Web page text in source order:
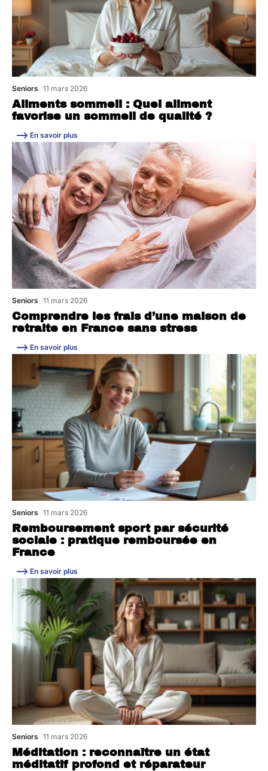
Aliments sommeil : Quel aliment
favorise un sommeil de qualité ?
Seniors 11 mars 2026
En savoir plus
Comprendre les frais d’une maison de
retraite en France sans stress
Seniors 11 mars 2026
En savoir plus
Remboursement sport par sécurité
sociale : pratique remboursée en
France
Seniors 11 mars 2026
En savoir plus
Méditation : reconnaître un état
méditatif profond et réparateur
Seniors 11 mars 2026